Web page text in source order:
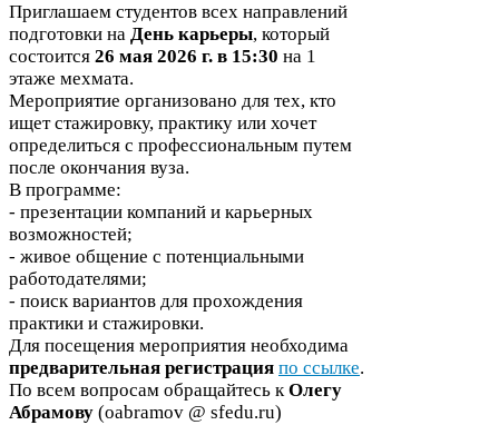
Приглашаем студентов всех направлений
подготовки на День карьеры, который
состоится 26 мая 2026 г. в 15:30 на 1
этаже мехмата.
Мероприятие организовано для тех, кто
ищет стажировку, практику или хочет
определиться с профессиональным путем
после окончания вуза.
В программе:
- презентации компаний и карьерных
возможностей;
- живое общение с потенциальными
работодателями;
- поиск вариантов для прохождения
практики и стажировки.
Для посещения мероприятия необходима
предварительная регистрация по ссылке.
По всем вопросам обращайтесь кОлегу
Абрамову (oabramov @ sfedu​.ru)